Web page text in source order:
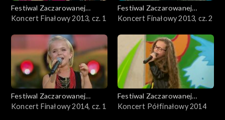
Festiwal Zaczarowanej
Piosenki
Koncert Finałowy 2013, cz. 1
Festiwal Zaczarowanej
Piosenki
Koncert Finałowy 2013, cz. 2
Festiwal Zaczarowanej
Piosenki
Koncert Finałowy 2014, cz. 1
Festiwal Zaczarowanej
Piosenki
Koncert Półfinałowy 2014